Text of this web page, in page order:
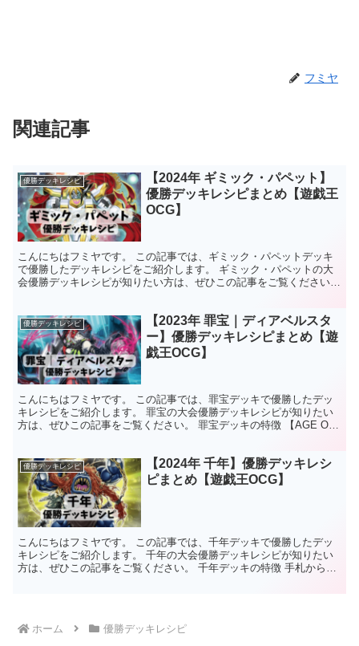
フミヤ
関連記事
優勝デッキレシピ
【2024年 ギミック・パペット】
優勝デッキレシピまとめ【遊戯王
OCG】
こんにちはフミヤです。 この記事では、ギミック・パペットデッキ
で優勝したデッキレシピをご紹介します。 ギミック・パペットの大
会優勝デッキレシピが知りたい方は、ぜひこの記事をご覧ください。
優勝デッキレシピ
【2023年 罪宝｜ディアベルスタ
ー】優勝デッキレシピまとめ【遊
戯王OCG】
こんにちはフミヤです。 この記事では、罪宝デッキで優勝したデッ
キレシピをご紹介します。 罪宝の大会優勝デッキレシピが知りたい
方は、ぜひこの記事をご覧ください。 罪宝デッキの特徴 【AGE OF
優勝デッキレシピ
【2024年 千年】優勝デッキレシ
ピまとめ【遊戯王OCG】
こんにちはフミヤです。 この記事では、千年デッキで優勝したデッ
キレシピをご紹介します。 千年の大会優勝デッキレシピが知りたい
方は、ぜひこの記事をご覧ください。 千年デッキの特徴 手札から自
ホーム 優勝デッキレシピ